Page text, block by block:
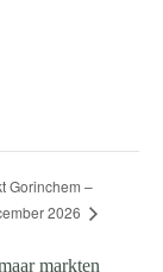
Gorinchem –
2026
markten